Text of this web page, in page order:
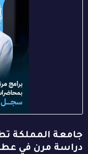
جامعة المملكة
دراسة مرن في